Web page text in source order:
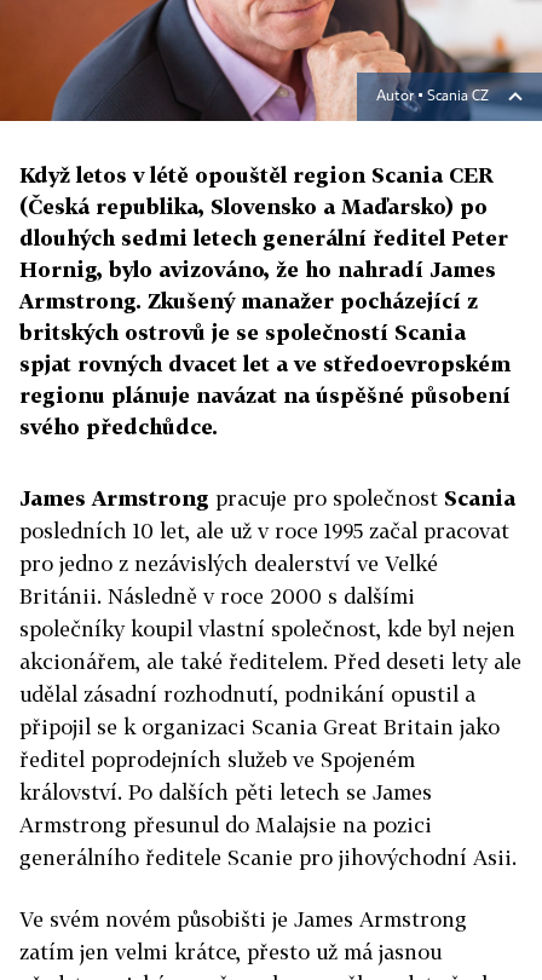
Autor ▪ Scania CZ
Když letos v létě opouštěl region Scania CER
(Česká republika, Slovensko a Maďarsko) po
dlouhých sedmi letech generální ředitel Peter
Hornig, bylo avizováno, že ho nahradí James
Armstrong. Zkušený manažer pocházející z
britských ostrovů je se společností Scania
spjat rovných dvacet let a ve středoevropském
regionu plánuje navázat na úspěšné působení
svého předchůdce.
James Armstrong pracuje pro společnost Scania
posledních 10 let, ale už v roce 1995 začal pracovat
pro jedno z nezávislých dealerství ve Velké
Británii. Následně v roce 2000 s dalšími
společníky koupil vlastní společnost, kde byl nejen
akcionářem, ale také ředitelem. Před deseti lety ale
udělal zásadní rozhodnutí, podnikání opustil a
připojil se k organizaci Scania Great Britain jako
ředitel poprodejních služeb ve Spojeném
království. Po dalších pěti letech se James
Armstrong přesunul do Malajsie na pozici
generálního ředitele Scanie pro jihovýchodní Asii.
Ve svém novém působišti je James Armstrong
zatím jen velmi krátce, přesto už má jasnou